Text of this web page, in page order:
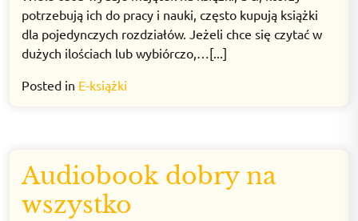
potrzebują ich do pracy i nauki, często kupują książki
dla pojedynczych rozdziałów. Jeżeli chce się czytać w
dużych ilościach lub wybiórczo,…[...]
Posted in E-książki
Audiobook dobry na
wszystko